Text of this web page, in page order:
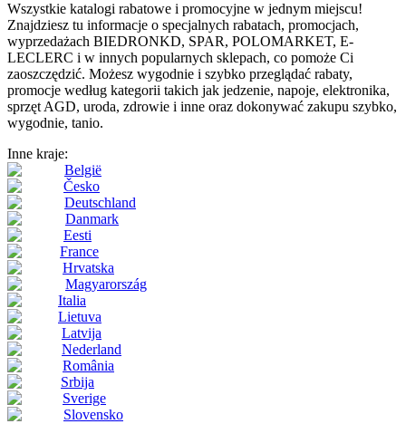
Wszystkie katalogi rabatowe i promocyjne w jednym miejscu!
Znajdziesz tu informacje o specjalnych rabatach, promocjach,
wyprzedażach BIEDRONKD, SPAR, POLOMARKET, E-
LECLERC i w innych popularnych sklepach, co pomoże Ci
zaoszczędzić. Możesz wygodnie i szybko przeglądać rabaty,
promocje według kategorii takich jak jedzenie, napoje, elektronika,
sprzęt AGD, uroda, zdrowie i inne oraz dokonywać zakupu szybko,
wygodnie, tanio.
Inne kraje:
België
Česko
Deutschland
Danmark
Eesti
France
Hrvatska
Magyarország
Italia
Lietuva
Latvija
Nederland
România
Srbija
Sverige
Slovensko